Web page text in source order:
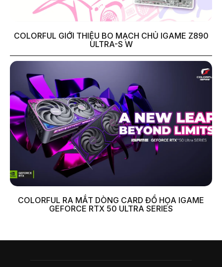
COLORFUL GIỚI THIỆU BO MẠCH CHỦ IGAME Z890
ULTRA-S W
COLORFUL RA MẮT DÒNG CARD ĐỒ HỌA IGAME
GEFORCE RTX 50 ULTRA SERIES